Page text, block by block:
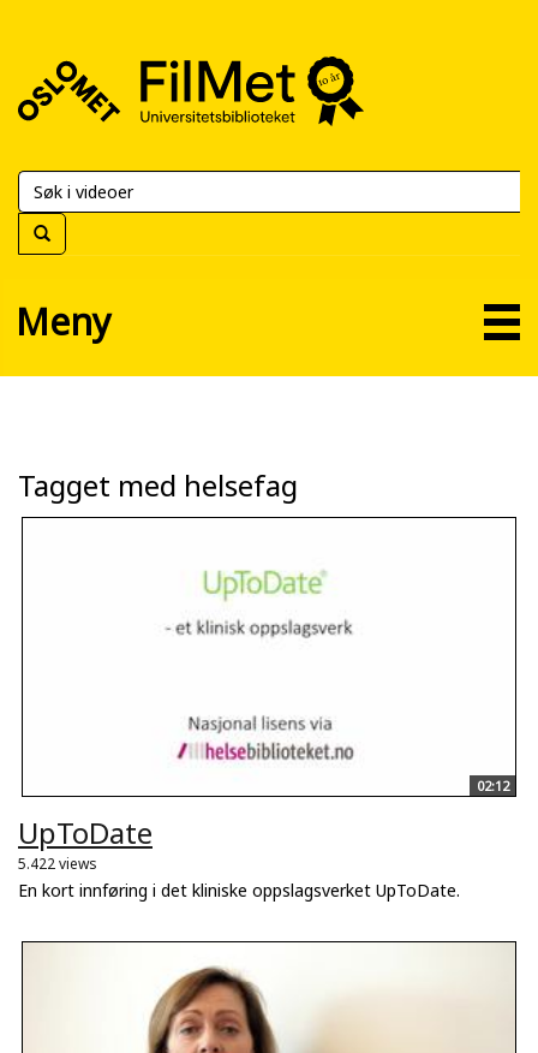
FilMet
Universitetsbiblioteket
Meny
Tagget med helsefag
02:12
UpToDate
5.422 views
En kort innføring i det kliniske oppslagsverket UpToDate.